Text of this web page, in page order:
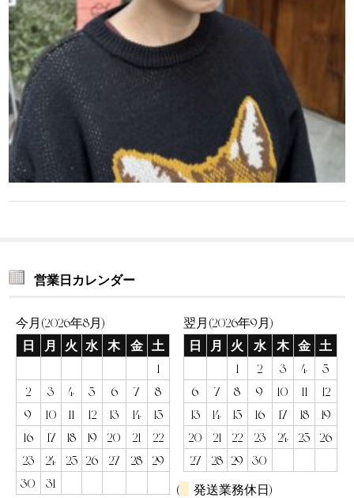
営業日カレンダー
今月(2026年8月)
日
月 火 水 木 金
土
1
2
3 4 5 6 7
8
9
10 11 12 13 14
15
16
17 18 19 20 21
22
23
24 25 26 27 28
29
30
31
翌月(2026年9月)
日
月 火 水 木 金
土
1
2 3 4
5
6
7 8 9 10 11
12
13
14 15 16 17 18
19
20
21 22 23 24 25
26
27
28 29
30
(
発送業務休日)